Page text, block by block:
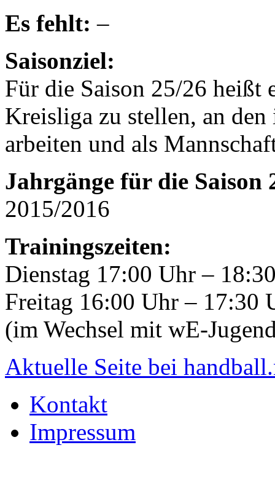
Es fehlt: –
Saisonziel:
Für die Saison 25/26 heißt
Kreisliga zu stellen, an
arbeiten und als
Jahrgänge für die Saison
2015/2016
Trainingszeiten:
Dienstag 17:00 Uhr –
Freitag 16:00 Uhr – 17:30
(im Wechsel mit wE-
Aktuelle Seite bei
Kontakt
Impressum